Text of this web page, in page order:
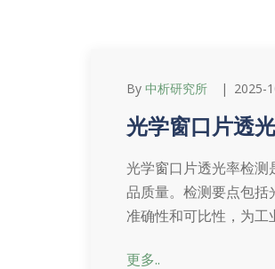
By 中析研究所 2025-
光学窗口片透
光学窗口片透光率检
品质量。检测要点包
准确性和可比性，为工
更多..